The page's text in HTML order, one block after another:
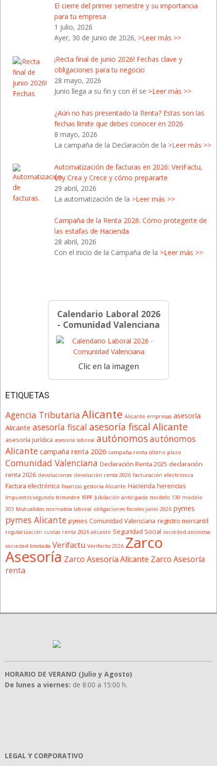
El cierre del primer semestre y su importancia
para tu empresa
1 julio, 2026
Ayer, 30 de junio de 2026, >Leer más >>
¡Recta final de junio 2026! Fechas clave y
obligaciones para tu negocio
28 mayo, 2026
Junio llega a su fin y con él se >Leer más >>
¿Aún no has presentado la Renta? Estas son las
fechas límite que debes conocer en 2026
8 mayo, 2026
La campaña de la Declaración de la >Leer más >>
Automatización de facturas en 2026: VeriFactu,
Ley Crea y Crece y cómo prepararte
29 abril, 2026
La automatización de la >Leer más >>
Campaña de la Renta 2026: Cómo protegerte de
las estafas de Hacienda
28 abril, 2026
Con el inicio de la Campaña de la >Leer más >>
Calendario Laboral 2026
- Comunidad Valenciana
Clic en la imagen
ETIQUETAS
Agencia Tributaria Alicante Alicante empresas asesoría
Alicante asesoría fiscal asesoría fiscal Alicante
asesoría jurídica asesoría laboral autónomosautónomos
Alicante campaña renta 2026 campaña renta último plazo
Comunidad Valenciana Declaración Renta 2025 declaración
renta 2026 devoluciones devolución renta 2026 facturación electrónica
Factura electrónica finanzas gestoría Alicante Hacienda herencias
impuestos segundo trimestre IRPF Jubilación anticipada modelo 130 modelo
303 Mutualistas normativa laboral obligaciones fiscales junio 2026 pymes
pymes Alicante pymes Comunidad Valenciana registro mercantil
regularización cuotas renta 2026 alicante Seguridad Social sociedad anónima
sociedad limitada Verifactu Verifactu 2026 Zarco
Asesoría Zarco Asesoría Alicante Zarco Asesoría
renta
HORARIO DE VERANO (Julio y Agosto)
De lunes a viernes: de 8:00 a 15:00 h.
LEGAL Y CORPORATIVO